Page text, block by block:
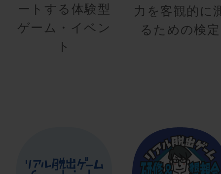
ートする体験型
ゲーム・イベン
ト
力を客観的に
るための検定